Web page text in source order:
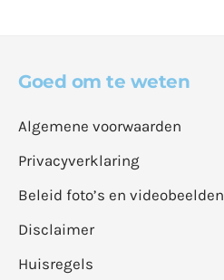
Goed om te weten
Algemene voorwaarden
Privacyverklaring
Beleid foto’s en videobeelden
Disclaimer
Huisregels